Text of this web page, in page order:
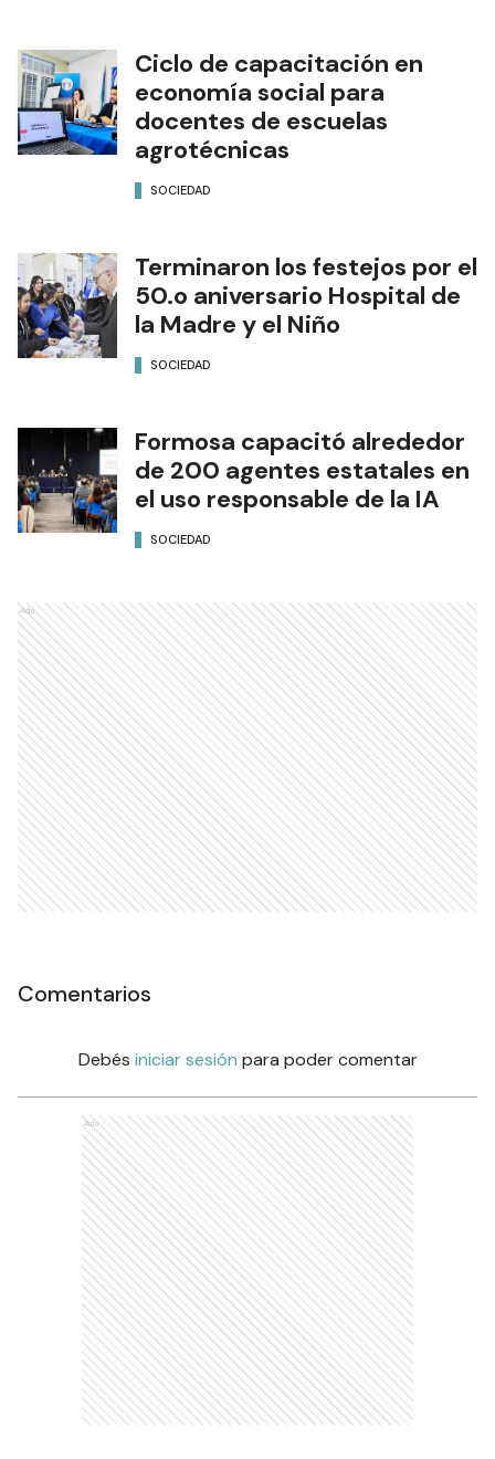
Ciclo de capacitación en
economía social para
docentes de escuelas
agrotécnicas
SOCIEDAD
Terminaron los festejos por el
50.o aniversario Hospital de
la Madre y el Niño
SOCIEDAD
Formosa capacitó alrededor
de 200 agentes estatales en
el uso responsable de la IA
SOCIEDAD
Ads
Comentarios
Debés iniciar sesión para poder comentar
Ads